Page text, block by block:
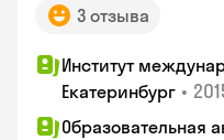
3 отзыва
Институт
Екатеринбург •
Образовательная